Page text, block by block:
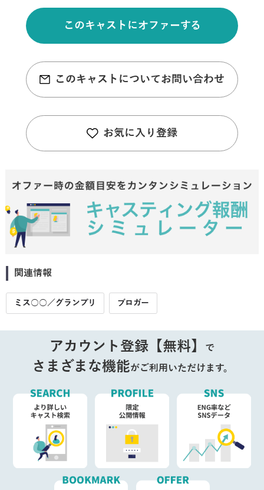
このキャストにオファーする
このキャストについてお問い合わせ
お気に入り登録
関連情報
ミス○○／グランプリ ブロガー
アカウント登録【無料】 で
さまざまな機能がご利用いただけます。